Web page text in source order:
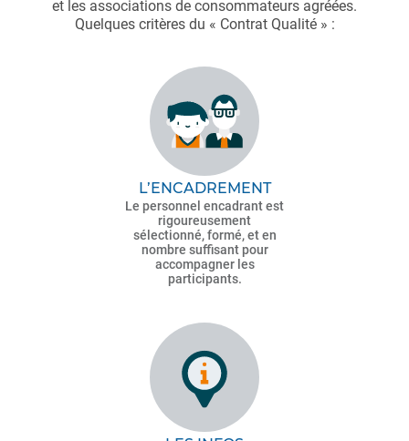
et les associations de consommateurs agréées.
Quelques critères du « Contrat Qualité » :
L’ENCADREMENT
Le personnel encadrant est
rigoureusement
sélectionné, formé, et en
nombre suffisant pour
accompagner les
participants.